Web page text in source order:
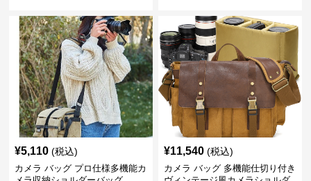
¥5,110 (税込)
カメラ バッグ プロ仕様多機能カ
¥11,540 (税込)
カメラ バッグ 多機能仕切り付き